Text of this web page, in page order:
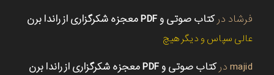
فرشاد درکتاب صوتی و PDF معجزه شکرگزاری از راندا برن
عالی سپاس و دیگر هیچ
majid درکتاب صوتی و PDF معجزه شکرگزاری از راندا برن